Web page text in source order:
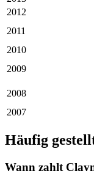
2012
2011
2010
2009
2008
2007
Häufig
Wann zahlt